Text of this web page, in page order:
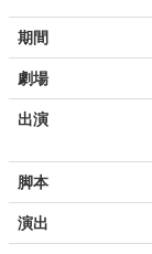
期間
劇場
出演
脚本
演出